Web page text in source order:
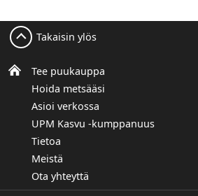
Tee puukauppa
Hoida metsääsi
Asioi verkossa
UPM Kasvu -kumppanuus
Tietoa
Meistä
Ota yhteyttä
Takaisin ylös